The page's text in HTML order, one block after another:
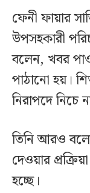
ফেনী ফায়ার
উপসহকারী
বলেন, খবর
পাঠানো হয়।
নিরাপদে নিচে
তিনি আরও
দেওয়ার
হচ্ছে।